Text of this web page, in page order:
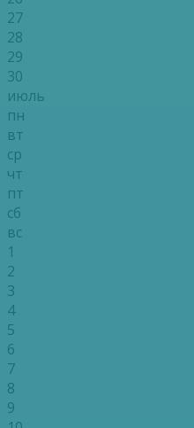
27
28
29
30
июль
пн
вт
ср
чт
пт
сб
вс
1
2
3
4
5
6
7
8
9